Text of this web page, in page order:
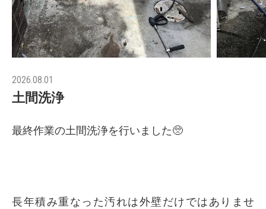
2026.08.01
土間洗浄
最終作業の土間洗浄を行いました🥺
長年積み重なった汚れは外壁だけではありませ